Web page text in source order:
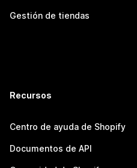
Gestión de tiendas
Recursos
Centro de ayuda de Shopify
Documentos de API